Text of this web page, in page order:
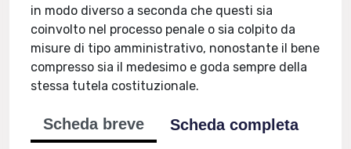
in modo diverso a seconda che questi sia
coinvolto nel processo penale o sia colpito da
misure di tipo amministrativo, nonostante il bene
compresso sia il medesimo e goda sempre della
stessa tutela costituzionale.
Scheda breve
Scheda completa